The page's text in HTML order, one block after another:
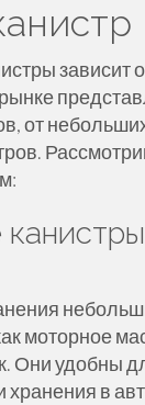
зависит
от
моторное
Они удобны
хранения в